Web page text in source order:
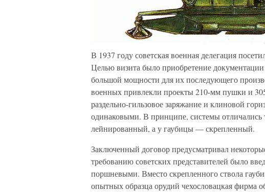
В 1937 году советская военная делегация
Целью визита было приобретение
большой мощности для их последующего
военных привлекли проекты 210-мм пушки и
раздельно-гильзовое заряжание и клиновой
одинаковыми. В принципе, системы
лейнированный, а у гаубицы — скрепленный.
Заключенный договор предусматривал
требованию советских представителей было
поршневыми. Вместо скрепленного ствола
опытных образца орудий чехословацкая фирма